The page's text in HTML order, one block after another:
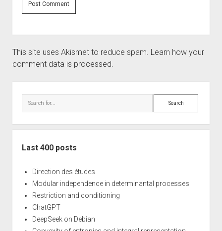
This site uses Akismet to reduce spam. Learn how your
comment data is processed.
Search
Last 400 posts
Direction des études
Modular independence in determinantal processes
Restriction and conditioning
ChatGPT
DeepSeek on Debian